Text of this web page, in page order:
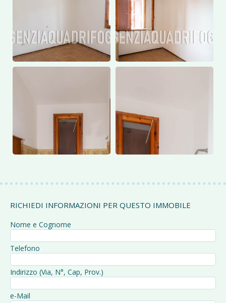
RICHIEDI INFORMAZIONI PER QUESTO IMMOBILE
Nome e Cognome
Telefono
Indirizzo (Via, N°, Cap, Prov.)
e-Mail